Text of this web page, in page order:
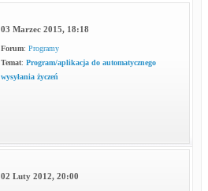
03 Marzec 2015, 18:18
Forum: Programy
Temat: Program/aplikacja do automatycznego
wysyłania życzeń
02 Luty 2012, 20:00